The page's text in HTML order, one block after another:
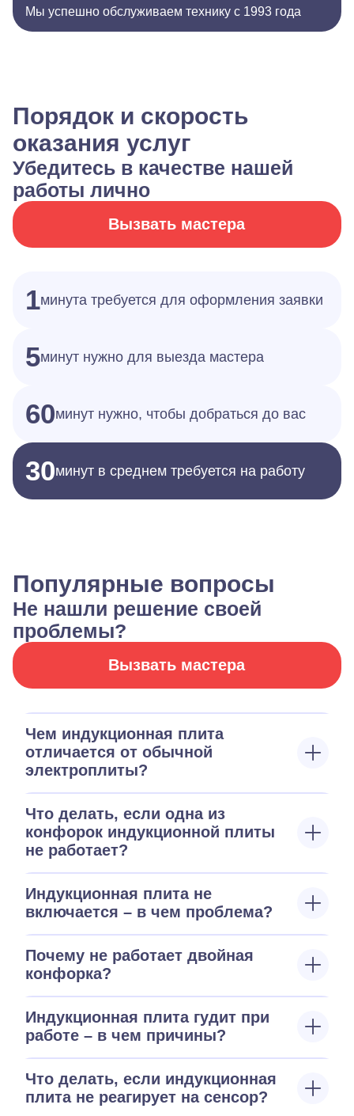
Мы успешно обслуживаем технику с 1993 года
Порядок и скорость
оказания услуг
Убедитесь в качестве нашей
работы лично
Вызвать мастера
1минута требуется для оформления заявки
5минут нужно для выезда мастера
60минут нужно, чтобы добраться до вас
30минут в среднем требуется на работу
Популярные вопросы
Не нашли решение своей
проблемы?
Вызвать мастера
Чем индукционная плита
отличается от обычной
электроплиты?
Что делать, если одна из
конфорок индукционной плиты
не работает?
Индукционная плита не
включается – в чем проблема?
Почему не работает двойная
конфорка?
Индукционная плита гудит при
работе – в чем причины?
Что делать, если индукционная
плита не реагирует на сенсор?